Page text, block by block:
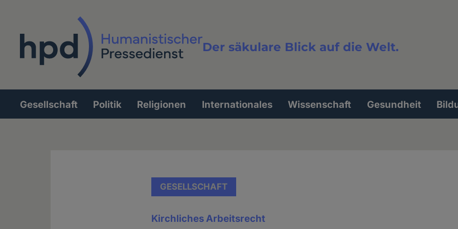
Der säkulare Blick auf die Welt.
Volltextsuche
Hauptnavigation
Gesellschaft Politik Religionen Internationales Wissenschaft Gesundheit
GESELLSCHAFT
Kirchliches Arbeitsrecht